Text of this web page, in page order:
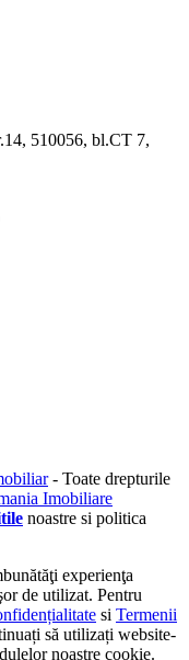
510056, bl.CT 7,
- Toate drepturile
Imobiliare
noastre si politica
experienţa
de utilizat. Pentru
si Termenii
să utilizați website-
noastre cookie.